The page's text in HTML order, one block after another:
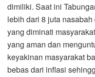
dimiliki. Saat ini
lebih dari 8 juta
yang diminati
yang aman dan
keyakinan masyarakat
bebas dari inflasi